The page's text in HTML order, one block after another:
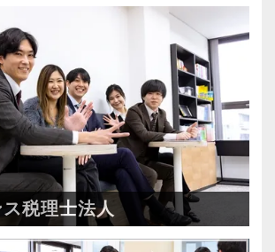
外で駐在していた経験もあるた
申告書作成ノウハウもしっかり伝
半年で担当を持つことも可能！】
まり資格に重きを置いておらず、
てお仕事をお任せしています。
つつ要領よくコミュニケーショ
ら、未経験でも半年ほどで担当
能です。
よりも既存のお客様が抱える潜
アリングし、それらを拾い上げて
内部には複数の課題が領域ごと
め、パートナーとして貢献でき
ていき顧客満足度向上へ繋げる
ミッションです。
ションの先にあるニーズを掴
税理士法人